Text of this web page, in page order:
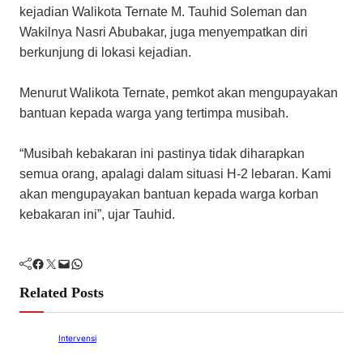
kejadian Walikota Ternate M. Tauhid Soleman dan
Wakilnya Nasri Abubakar, juga menyempatkan diri
berkunjung di lokasi kejadian.
Menurut Walikota Ternate, pemkot akan mengupayakan
bantuan kepada warga yang tertimpa musibah.
“Musibah kebakaran ini pastinya tidak diharapkan
semua orang, apalagi dalam situasi H-2 lebaran. Kami
akan mengupayakan bantuan kepada warga korban
kebakaran ini”, ujar Tauhid.
Facebook Twitter Mail
WhatsApp
Related Posts
Intervensi